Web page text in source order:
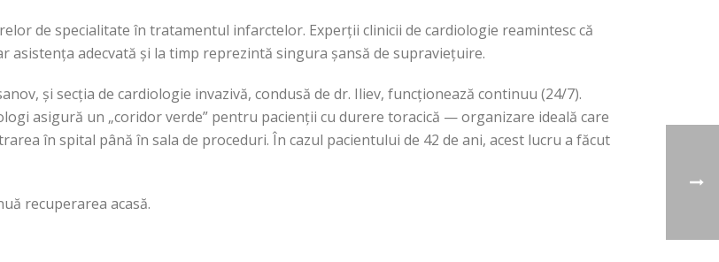
de specialitate în tratamentul infarctelor. Experții clinicii de cardiologie reamintesc că
adecvată și la timp reprezintă singura șansă de supraviețuire.
și secția de cardiologie invazivă, condusă de dr. Iliev, funcționează continuu (24/7).
asigură un „coridor verde” pentru pacienții cu durere toracică — organizare ideală care
în spital până în sala de proceduri. În cazul pacientului de 42 de ani, acest lucru a făcut
recuperarea acasă.